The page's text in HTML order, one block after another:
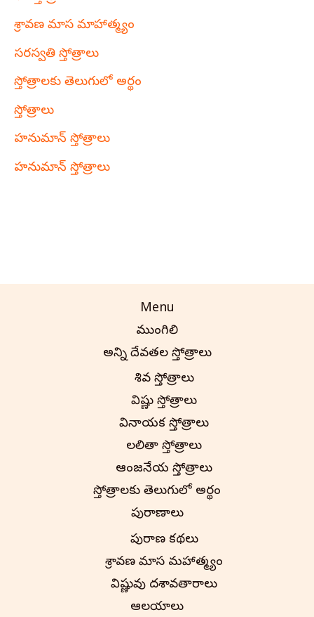
శ్రావణ మాస మాహాత్మ్యం
సరస్వతి స్తోత్రాలు
స్తోత్రాలకు తెలుగులో అర్థం
స్తోత్రాలు
హనుమాన్ స్తోత్రాలు
హనుమాన్ స్తోత్రాలు
Menu
ముంగిలి
అన్ని దేవతల స్తోత్రాలు
శివ స్తోత్రాలు
విష్ణు స్తోత్రాలు
వినాయక స్తోత్రాలు
లలితా స్తోత్రాలు
ఆంజనేయ స్తోత్రాలు
స్తోత్రాలకు తెలుగులో అర్థం
పురాణాలు
పురాణ కథలు
శ్రావణ మాస మహాత్మ్యం
విష్ణువు దశావతారాలు
ఆలయాలు